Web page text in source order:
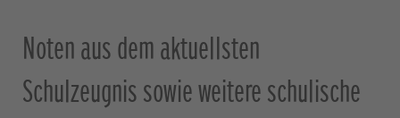
Noten aus dem aktuellsten
Schulzeugnis sowie weitere schulische